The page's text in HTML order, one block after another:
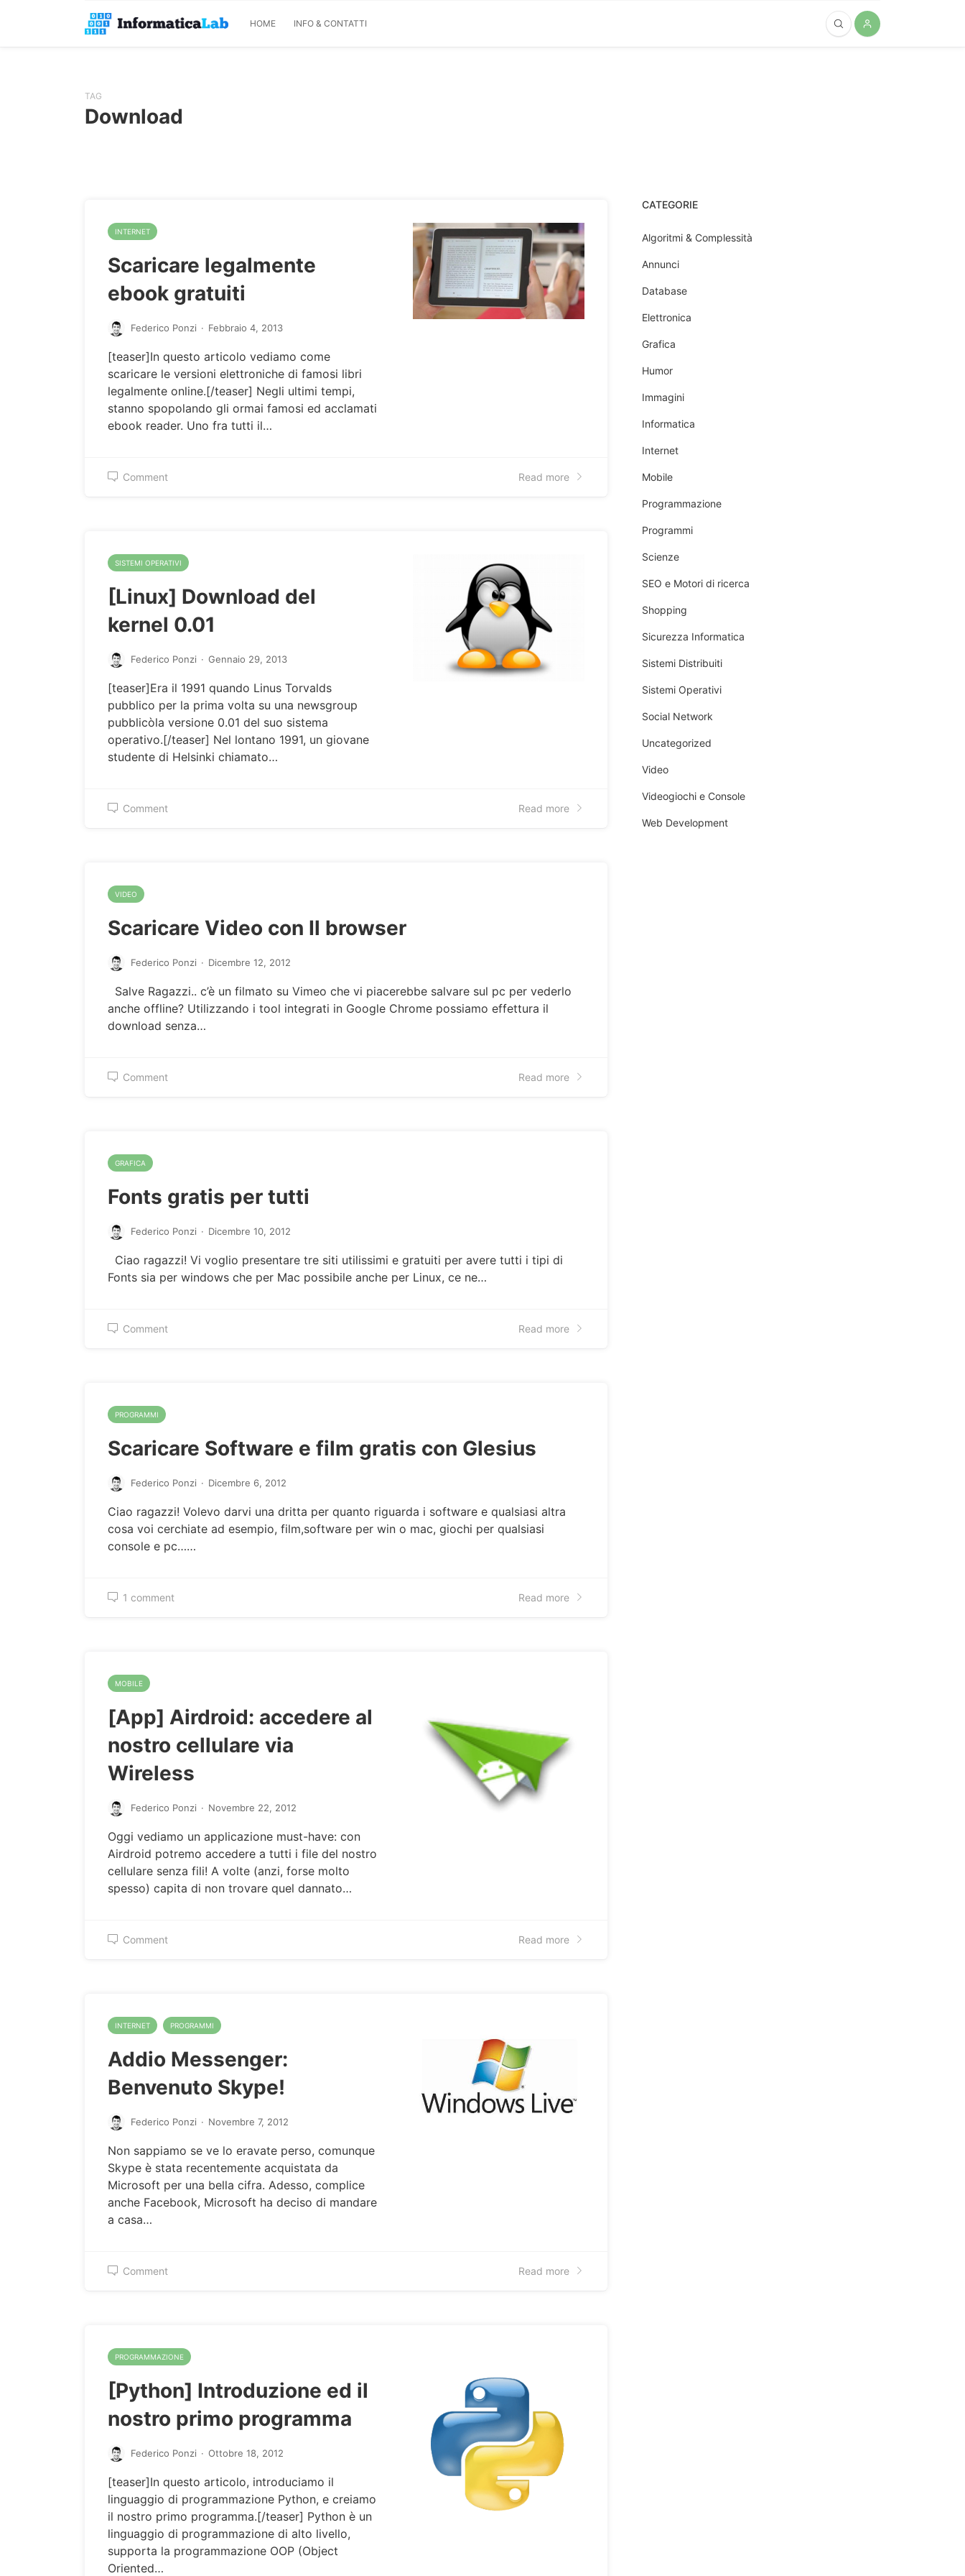
HOME INFO & CONTATTI
TAG
Download
INTERNET
Scaricare legalmente
ebook gratuiti
Federico Ponzi · Febbraio 4, 2013
[teaser]In questo articolo vediamo come
scaricare le versioni elettroniche di famosi libri
legalmente online.[/teaser] Negli ultimi tempi,
stanno spopolando gli ormai famosi ed acclamati
ebook reader. Uno fra tutti il…
Comment Read more
SISTEMI OPERATIVI
[Linux] Download del
kernel 0.01
Federico Ponzi · Gennaio 29, 2013
[teaser]Era il 1991 quando Linus Torvalds
pubblico per la prima volta su una newsgroup
pubblicòla versione 0.01 del suo sistema
operativo.[/teaser] Nel lontano 1991, un giovane
studente di Helsinki chiamato…
Comment Read more
VIDEO
Scaricare Video con Il browser
Federico Ponzi · Dicembre 12, 2012
Salve Ragazzi.. c’è un filmato su Vimeo che vi piacerebbe salvare sul pc per vederlo
anche offline? Utilizzando i tool integrati in Google Chrome possiamo effettura il
download senza…
Comment Read more
GRAFICA
Fonts gratis per tutti
Federico Ponzi · Dicembre 10, 2012
Ciao ragazzi! Vi voglio presentare tre siti utilissimi e gratuiti per avere tutti i tipi di
Fonts sia per windows che per Mac possibile anche per Linux, ce ne…
Comment Read more
PROGRAMMI
Scaricare Software e film gratis con Glesius
Federico Ponzi · Dicembre 6, 2012
Ciao ragazzi! Volevo darvi una dritta per quanto riguarda i software e qualsiasi altra
cosa voi cerchiate ad esempio, film,software per win o mac, giochi per qualsiasi
console e pc……
1 comment Read more
MOBILE
[App] Airdroid: accedere al
nostro cellulare via
Wireless
Federico Ponzi · Novembre 22, 2012
Oggi vediamo un applicazione must-have: con
Airdroid potremo accedere a tutti i file del nostro
cellulare senza fili! A volte (anzi, forse molto
spesso) capita di non trovare quel dannato…
Comment Read more
INTERNET PROGRAMMI
Addio Messenger:
Benvenuto Skype!
Federico Ponzi · Novembre 7, 2012
Non sappiamo se ve lo eravate perso, comunque
Skype è stata recentemente acquistata da
Microsoft per una bella cifra. Adesso, complice
anche Facebook, Microsoft ha deciso di mandare
a casa…
Comment Read more
PROGRAMMAZIONE
[Python] Introduzione ed il
nostro primo programma
Federico Ponzi · Ottobre 18, 2012
[teaser]In questo articolo, introduciamo il
linguaggio di programmazione Python, e creiamo
il nostro primo programma.[/teaser] Python è un
linguaggio di programmazione di alto livello,
supporta la programmazione OOP (Object
Oriented…
CATEGORIE
Algoritmi & Complessità
Annunci
Database
Elettronica
Grafica
Humor
Immagini
Informatica
Internet
Mobile
Programmazione
Programmi
Scienze
SEO e Motori di ricerca
Shopping
Sicurezza Informatica
Sistemi Distribuiti
Sistemi Operativi
Social Network
Uncategorized
Video
Videogiochi e Console
Web Development